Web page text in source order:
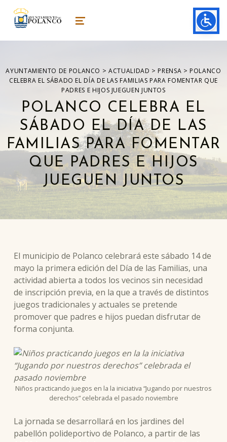
ayuntamiento de polanco
AYUNTAMIENTO DE POLANCO MENU
AYUNTAMIENTO DE POLANCO >ACTUALIDAD > PRENSA > POLANCO
CELEBRA EL SÁBADO EL DÍA DE LAS FAMILIAS PARA FOMENTAR QUE
PADRES E HIJOS JUEGUEN JUNTOS
POLANCO CELEBRA EL
SÁBADO EL DÍA DE LAS
FAMILIAS PARA FOMENTAR
QUE PADRES E HIJOS
JUEGUEN JUNTOS
El municipio de Polanco celebrará este sábado 14 de
mayo la primera edición del Día de las Familias, una
actividad abierta a todos los vecinos sin necesidad
de inscripción previa, en la que a través de distintos
juegos tradicionales y actuales se pretende
promover que padres e hijos puedan disfrutar de
forma conjunta.
Niños practicando juegos en la la iniciativa “Jugando por nuestros
derechos” celebrada el pasado noviembre
La jornada se desarrollará en los jardines del
pabellón polideportivo de Polanco, a partir de las